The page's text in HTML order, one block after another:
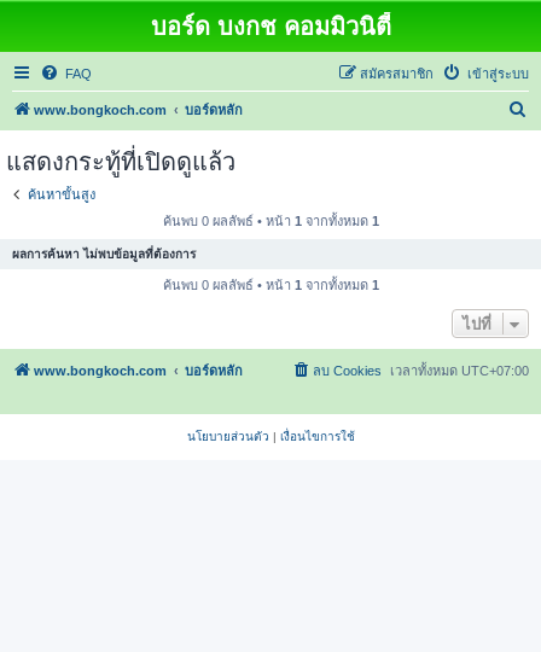
บอร์ด บงกช คอมมิวนิตี้
FAQ เข้าสู่ระบบ
สมัครสมาชิก
www.bongkoch.com บอร์ดหลัก
แสดงกระทู้ที่เปิดดูแล้ว
ค้นหาขั้นสูง
ค้นพบ 0 ผลลัพธ์ • หน้า 1 จากทั้งหมด 1
ผลการค้นหา ไม่พบข้อมูลที่ต้องการ
ค้นพบ 0 ผลลัพธ์ • หน้า 1 จากทั้งหมด 1
ไปที่
www.bongkoch.com บอร์ดหลัก เวลาทั้งหมด UTC+07:00
ลบ Cookies
นโยบายส่วนตัว | เงื่อนไขการใช้